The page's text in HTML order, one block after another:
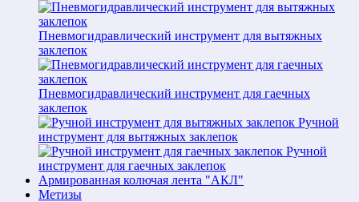
Пневмогидравлический инструмент для вытяжных
заклепок
Пневмогидравлический инструмент для гаечных
заклепок
Ручной
инструмент для вытяжных заклепок
Ручной
инструмент для гаечных заклепок
Армированная колючая лента "АКЛ"
Метизы